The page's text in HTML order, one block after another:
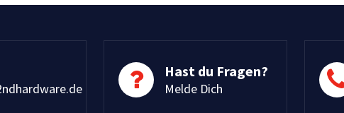
Hast du Fragen?
Melde Dich